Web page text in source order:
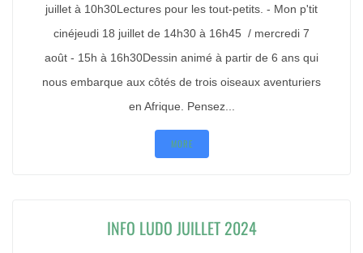
juillet à 10h30Lectures pour les tout-petits. - Mon p'tit
cinéjeudi 18 juillet de 14h30 à 16h45 / mercredi 7
août - 15h à 16h30Dessin animé à partir de 6 ans qui
nous embarque aux côtés de trois oiseaux aventuriers
en Afrique. Pensez...
MORE
INFO LUDO JUILLET 2024